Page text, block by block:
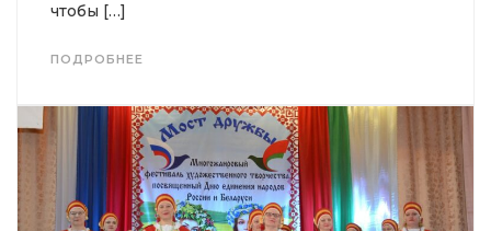
чтобы […]
ПОДРОБНЕЕ